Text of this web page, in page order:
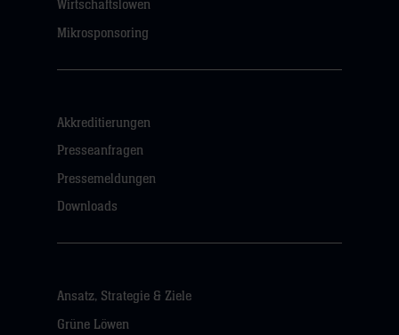
Wirtschaftslöwen
Mikrosponsoring
Akkreditierungen
Presseanfragen
Pressemeldungen
Downloads
Ansatz, Strategie & Ziele
Grüne Löwen